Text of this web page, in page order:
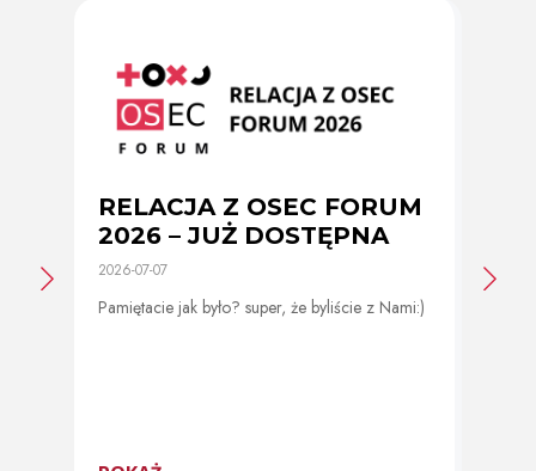
RELACJA Z OSEC FORUM
2026 – JUŻ DOSTĘPNA
2026-07-07
Pamiętacie jak było? super, że byliście z Nami:)
2026-